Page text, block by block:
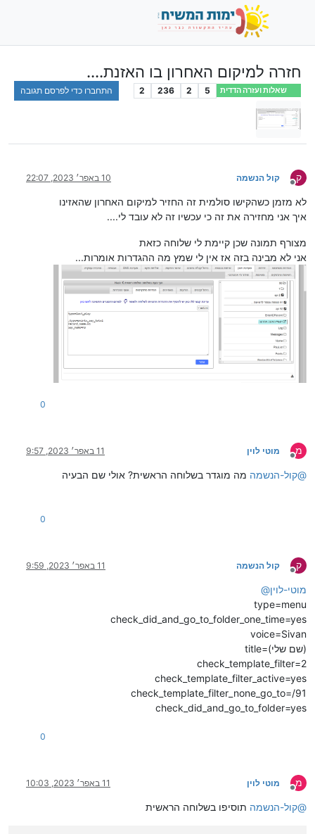
חזרה למיקום האחרון בו האזנת....
שאלות ועזרה הדדית 5
2
236
2 התחברו כדי לפרסם תגובה
ק
מנותק
קול הנשמה 10 באפר׳ 2023, 22:07
לא מזמן כשהקישו סולמית זה החזיר למיקום האחרון שהאזינו
איך אני מחזירה את זה כי עכשיו זה לא עובד לי....
מצורף תמונה שכן קיימת לי שלוחה כזאת
אני לא מבינה בזה אז אין לי שמץ מה ההגדרות אומרות...
0
מ
מנותק
מוטי לוין 11 באפר׳ 2023, 9:57
@קול-הנשמה מה מוגדר בשלוחה הראשית? אולי שם הבעיה
0
ק
מנותק
קול הנשמה 11 באפר׳ 2023, 9:59
@מוטי-לוין
type=menu
check_did_and_go_to_folder_one_time=yes
voice=Sivan
title=(שם שלי)
check_template_filter=2
check_template_filter_active=yes
check_template_filter_none_go_to=/91
check_did_and_go_to_folder=yes
0
מ
מנותק
מוטי לוין 11 באפר׳ 2023, 10:03
@קול-הנשמה תוסיפו בשלוחה הראשית